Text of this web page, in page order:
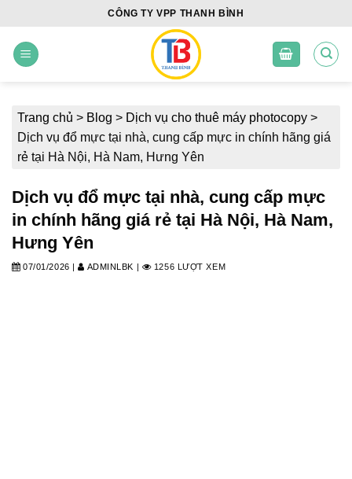
content
CÔNG TY VPP THANH BÌNH
Trang chủ > Blog > Dịch vụ cho thuê máy photocopy >
Dịch vụ đổ mực tại nhà, cung cấp mực in chính hãng giá
rẻ tại Hà Nội, Hà Nam, Hưng Yên
Dịch vụ đổ mực tại nhà, cung cấp mực
in chính hãng giá rẻ tại Hà Nội, Hà Nam,
Hưng Yên
07/01/2026 | ADMINLBK | 1256 LƯỢT XEM